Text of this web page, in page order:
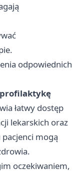
odpowiednich
profilaktykę
łatwy dostęp
lekarskich oraz
mogą
oczekiwaniem,